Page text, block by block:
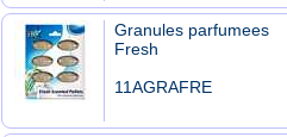
Granules parfumees
Fresh
11AGRAFRE